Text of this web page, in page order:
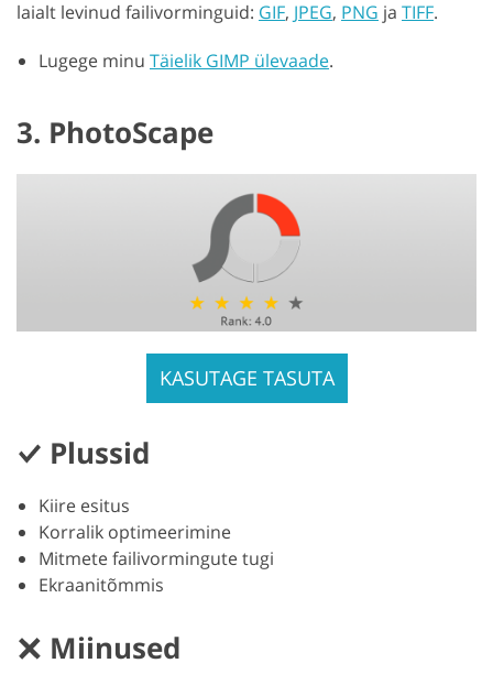
laialt levinud failivorminguid: GIF, JPEG, PNG ja TIFF.
Lugege minu Täielik GIMP ülevaade.
3. PhotoScape
KASUTAGE TASUTA
Plussid
Kiire esitus
Korralik optimeerimine
Mitmete failivormingute tugi
Ekraanitõmmis
Miinused